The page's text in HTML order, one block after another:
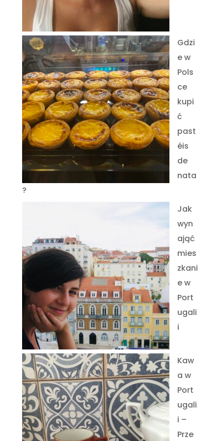
Gdzi
e w
Pols
ce
kupi
ć
past
éis
de
nata
?
Jak
wyn
ająć
mies
zkani
e w
Port
ugali
i
Kaw
a w
Port
ugali
i –
Prze